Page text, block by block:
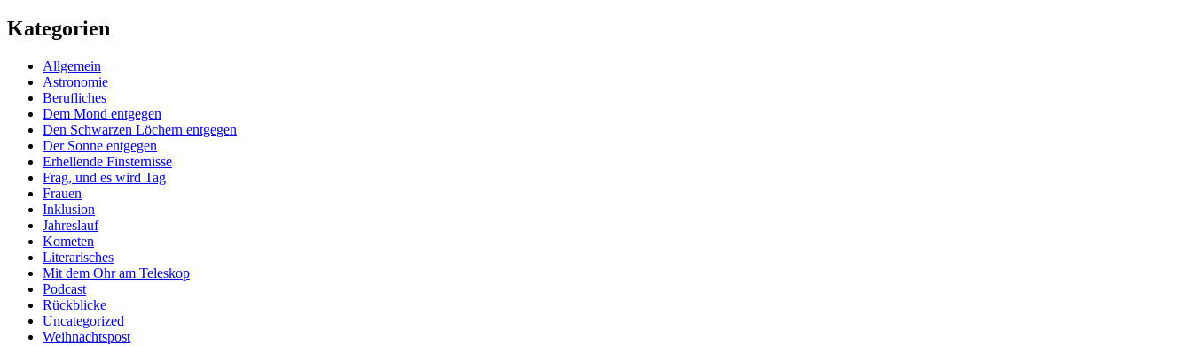
Kategorien
Allgemein
Astronomie
Berufliches
Dem Mond entgegen
Den Schwarzen Löchern entgegen
Der Sonne entgegen
Erhellende Finsternisse
Frag, und es wird Tag
Frauen
Inklusion
Jahreslauf
Kometen
Literarisches
Mit dem Ohr am Teleskop
Podcast
Rückblicke
Uncategorized
Weihnachtspost